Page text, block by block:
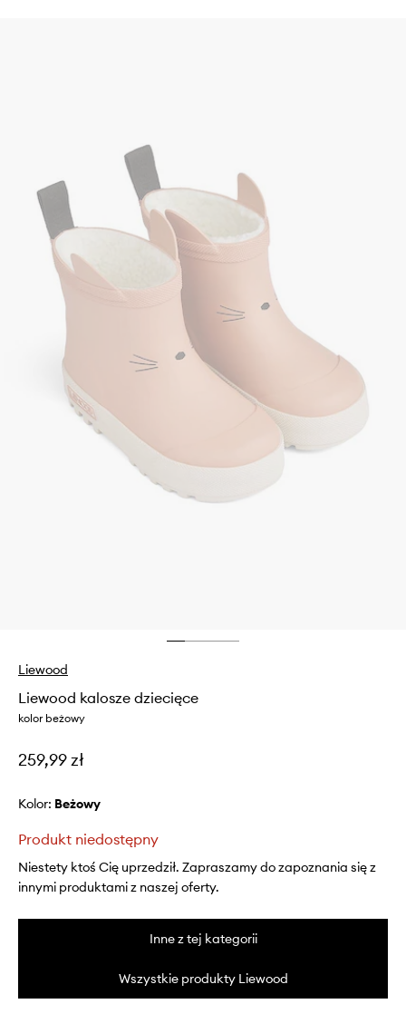
Liewood
Liewood kalosze dziecięce
kolor beżowy
259,99 zł
Kolor: beżowy
Produkt niedostępny
Niestety ktoś Cię uprzedził. Zapraszamy do zapoznania się z
innymi produktami z naszej oferty.
Inne z tej kategorii
Wszystkie produkty Liewood